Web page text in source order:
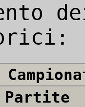
Partite